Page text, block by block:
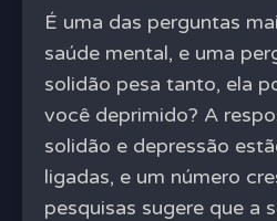
É uma das perguntas
saúde mental, e uma
solidão pesa tanto, ela
você deprimido? A
solidão e depressão
ligadas, e um número
pesquisas sugere que a